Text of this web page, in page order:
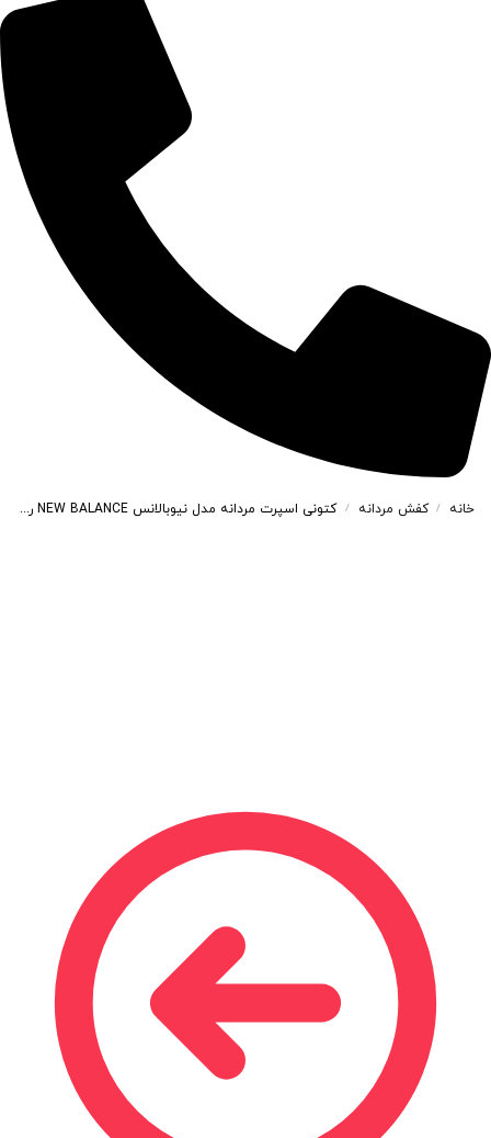
خانه / کفش مردانه / کتونی اسپرت مردانه مدل نیوبالانس NEW BALANCE رنگ مشکی کد 8272